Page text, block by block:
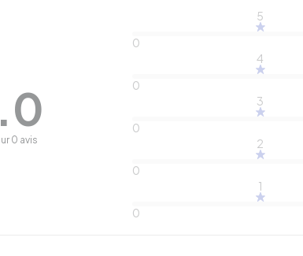
0 avis
5
0
4
0
3
0
2
0
1
0